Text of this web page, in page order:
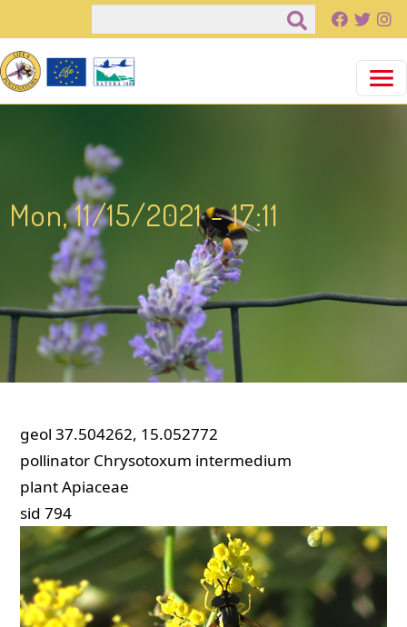
Παράκαμψη προς το κυρίως περιεχόμενο
Mon, 11/15/2021 - 17:11
geol 37.504262, 15.052772
pollinator Chrysotoxum intermedium
plantApiaceae
sid 794